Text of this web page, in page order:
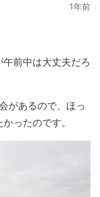
1年前
前中は大丈夫だろ
があるので、ほっ
ったのです。